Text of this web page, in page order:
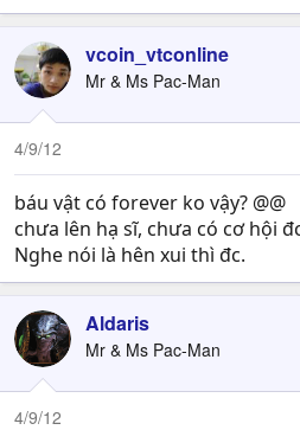
vcoin_vtconline
Mr & Ms Pac-Man
4/9/12
báu vật có forever ko vậy? @@
chưa lên hạ sĩ, chưa có cơ hội
Nghe nói là hên xui thì đc.
Aldaris
Mr & Ms Pac-Man
4/9/12